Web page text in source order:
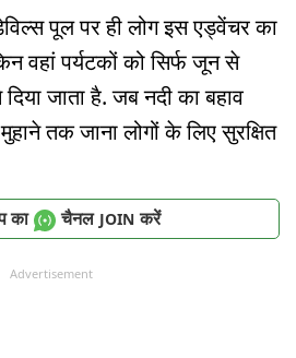
पूल पर ही लोग इस एड्वेंचर का
वहां पर्यटकों को सिर्फ जून से
जाता है. जब नदी का बहाव
तक जाना लोगों के लिए सुरक्षित
का चैनल JOIN करें
Advertisement